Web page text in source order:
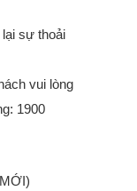
sự thoải
vui lòng
1900